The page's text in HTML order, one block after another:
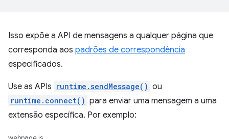
Isso expõe a API de mensagens a qualquer página que
corresponda aos padrões de correspondência
especificados.
Use as APIs runtime.sendMessage() ou
runtime.connect() para enviar uma mensagem a uma
extensão específica. Por exemplo: